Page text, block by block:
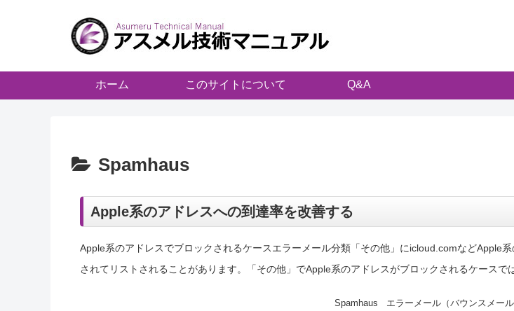
ホーム このサイトについて Q&A
Spamhaus
Apple系のアドレスへの到達率を改善する
Apple系のアドレスでブロックされるケースエラーメール分類「その他」にicloud.comなどApple
されてリストされることがあります。「その他」でApple系のアドレスがブロックされるケースで
Spamhaus
エラーメール（バウンスメール